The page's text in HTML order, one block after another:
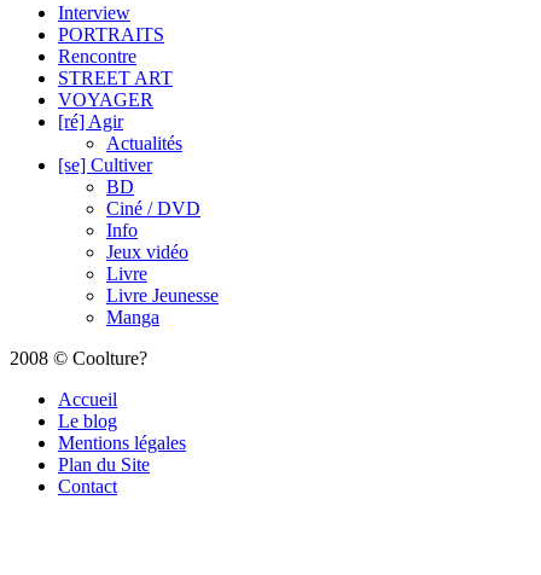
Interview
PORTRAITS
Rencontre
STREET ART
VOYAGER
[ré] Agir
Actualités
[se] Cultiver
BD
Ciné / DVD
Info
Jeux vidéo
Livre
Livre Jeunesse
Manga
2008 © Coolture?
Accueil
Le blog
Mentions légales
Plan du Site
Contact